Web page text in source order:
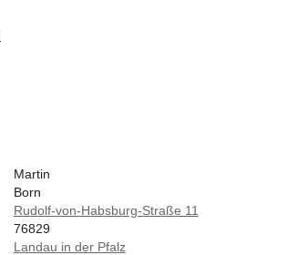
Martin
Born
Rudolf-von-Habsburg-Straße 11
76829
Landau in der Pfalz